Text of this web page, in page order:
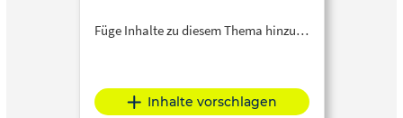
Füge Inhalte zu diesem Thema hinzu…
Inhalte vorschlagen